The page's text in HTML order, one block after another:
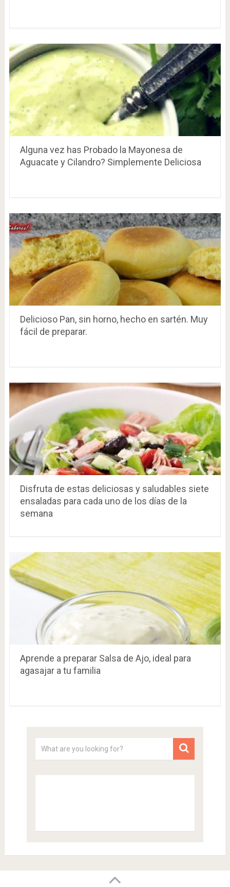
Alguna vez has Probado la Mayonesa de
Aguacate y Cilandro? Simplemente Deliciosa
Delicioso Pan, sin horno, hecho en sartén. Muy
fácil de preparar.
Disfruta de estas deliciosas y saludables siete
ensaladas para cada uno de los días de la
semana
Aprende a preparar Salsa de Ajo, ideal para
agasajar a tu familia